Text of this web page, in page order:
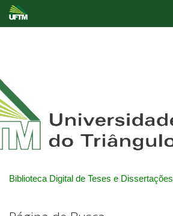
Biblioteca Digital de Teses e Dissertações